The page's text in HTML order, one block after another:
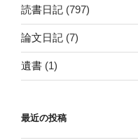
読書日記 (797)
論文日記 (7)
遺書 (1)
最近の投稿